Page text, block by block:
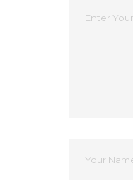
Kommentar
Name